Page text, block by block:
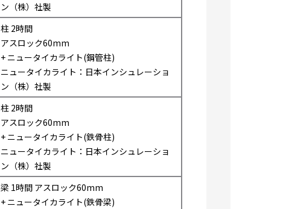
ン（株）社製
柱 2時間
アスロック60mm
+ ニュータイカライト(鋼管柱)
ニュータイカライト：日本インシュレーショ
ン（株）社製
柱 2時間
アスロック60mm
+ ニュータイカライト(鉄骨柱)
ニュータイカライト：日本インシュレーショ
ン（株）社製
梁 1時間 アスロック60mm
+ ニュータイカライト(鉄骨梁)